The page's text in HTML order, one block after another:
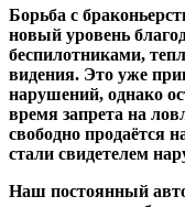
Борьба с
новый уровень
беспилотниками,
видения. Это уже
нарушений, однако
время запрета на
свободно продаётся
стали свидетелем
Наш постоянный